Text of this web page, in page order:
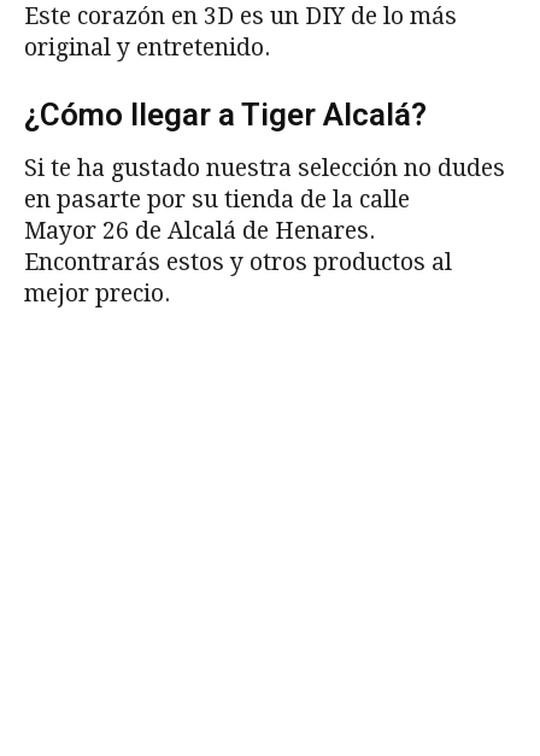
Este corazón en 3D es un DIY de lo más
original y entretenido.
¿Cómo llegar a Tiger Alcalá?
Si te ha gustado nuestra selección no dudes
en pasarte por su tienda de la calle
Mayor 26 de Alcalá de Henares.
Encontrarás estos y otros productos al
mejor precio.